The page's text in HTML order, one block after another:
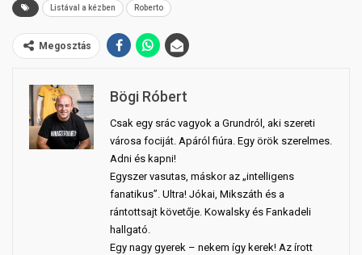
Listával a kézben Roberto
Megosztás
Bögi Róbert
Csak egy srác vagyok a Grundról, aki szereti
városa fociját. Apáról fiúra. Egy örök szerelmes.
Adni és kapni!
Egyszer vasutas, máskor az „intelligens
fanatikus”. Ultra! Jókai, Mikszáth és a
rántottsajt követője. Kowalsky és Fankadeli
hallgató.
Egy nagy gyerek – nekem így kerek! Az írott